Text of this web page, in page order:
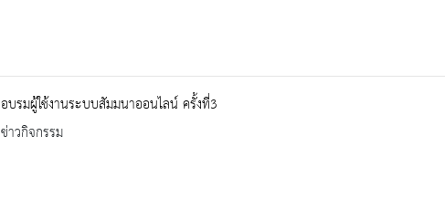
อบรมผู้ใช้งานระบบสัมมนาออนไลน์ ครั้งที่3
ข่าวกิจกรรม